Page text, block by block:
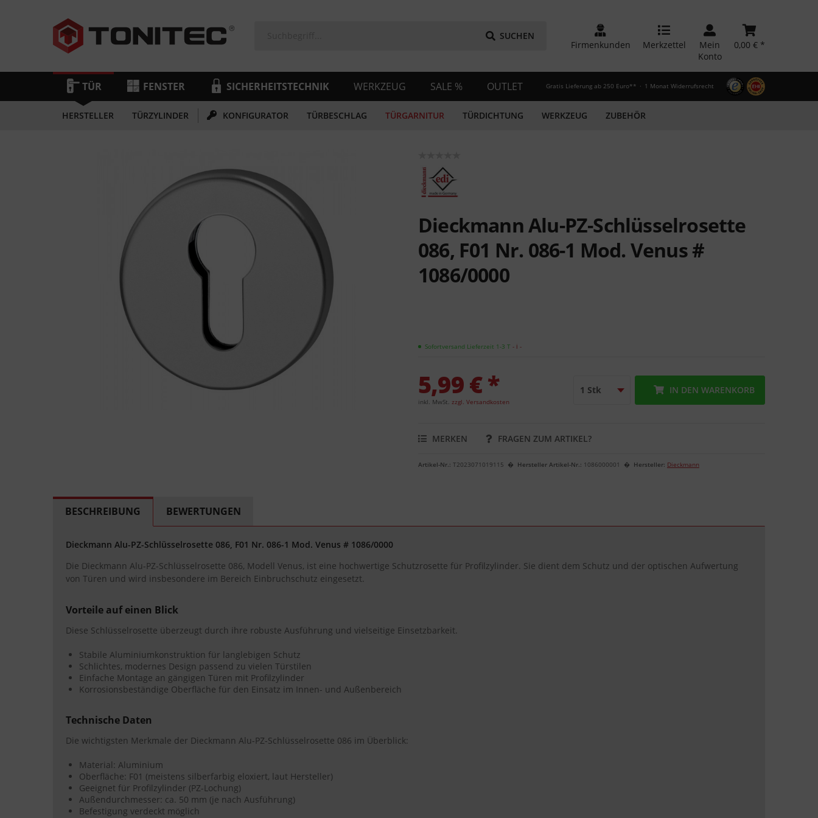
SUCHEN
Firmenkunden Merkzettel
Mein
Konto
0,00 € *
TÜR
HERSTELLER TÜRZYLINDER KONFIGURATOR TÜRBESCHLAG TÜRGARNITUR TÜRDICHTUNG WERKZEUG ZUBEHÖR
FENSTER SICHERHEITSTECHNIK WERKZEUG SALE % OUTLET Gratis Lieferung ab 250 Euro** 1 Monat Widerrufsrecht
Dieckmann Alu-PZ-Schlüsselrosette
086, F01 Nr. 086-1 Mod. Venus #
1086/0000
Sofortversand Lieferzeit 1-3 T - ℹ -
5,99 € *
inkl. MwSt. zzgl. Versandkosten
IN DEN WARENKORB
MERKEN FRAGEN ZUM ARTIKEL?
Artikel-Nr.: T2023071019115 Hersteller Artikel-Nr.: 1086000001 Hersteller: Dieckmann
BESCHREIBUNG BEWERTUNGEN
Dieckmann Alu-PZ-Schlüsselrosette 086, F01 Nr. 086-1 Mod. Venus # 1086/0000
Die Dieckmann Alu-PZ-Schlüsselrosette 086, Modell Venus, ist eine hochwertige Schutzrosette für Profilzylinder. Sie dient dem Schutz und der optischen Aufwertung
von Türen und wird insbesondere im Bereich Einbruchschutz eingesetzt.
Vorteile auf einen Blick
Diese Schlüsselrosette überzeugt durch ihre robuste Ausführung und vielseitige Einsetzbarkeit.
Stabile Aluminiumkonstruktion für langlebigen Schutz
Schlichtes, modernes Design passend zu vielen Türstilen
Einfache Montage an gängigen Türen mit Profilzylinder
Korrosionsbeständige Oberfläche für den Einsatz im Innen- und Außenbereich
Technische Daten
Die wichtigsten Merkmale der Dieckmann Alu-PZ-Schlüsselrosette 086 im Überblick:
Material: Aluminium
Oberfläche: F01 (meistens silberfarbig eloxiert, laut Hersteller)
Geeignet für Profilzylinder (PZ-Lochung)
Außendurchmesser: ca. 50 mm (je nach Ausführung)
Befestigung verdeckt möglich